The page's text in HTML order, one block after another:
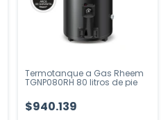
Termotanque a Gas Rheem
TGNP080RH 80 litros de pie
$940.139